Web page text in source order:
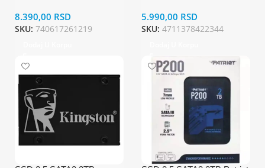
8.390,00 RSD
SKU: 740617261219
5.990,00 RSD
SKU: 4711378422344